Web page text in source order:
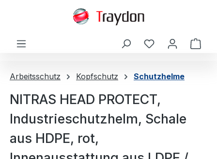
Arbeitsschutz Kopfschutz Schutzhelme
NITRAS HEAD PROTECT,
Industrieschutzhelm, Schale
aus HDPE, rot,